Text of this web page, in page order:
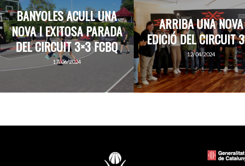
BANYOLES ACULL UNA
NOVA I EXITOSA PARADA
DEL CIRCUIT 3×3 FCBQ
17/06/2024
ARRIBA UNA NOVA
EDICIÓ DEL CIRCUIT
12/04/2024